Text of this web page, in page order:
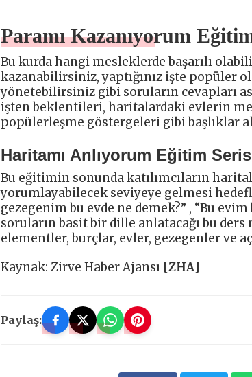
Paramı Kazanıyorum
Bu kurda hangi mesleklerde başarılı
kazanabilirsiniz, yaptığınız işte popüler
yönetebilirsiniz gibi soruların cevapları
işten beklentileri, haritalardaki evlerin
popülerleşme göstergeleri gibi başlıklar
Haritamı Anlıyorum Eğitim
Bu eğitimin sonunda katılımcıların
yorumlayabilecek seviyeye gelmesi
gezegenim bu evde ne demek?” , “Bu
soruların basit bir dille anlatacağı bu
elementler, burçlar, evler, gezegenler ve
Kaynak: Zirve Haber Ajansı [ZHA]
Paylaş: